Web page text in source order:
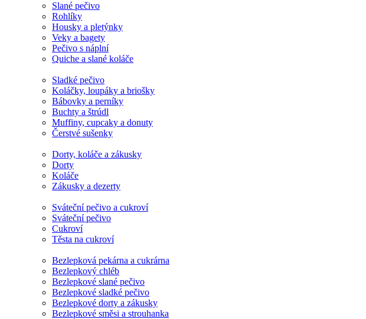
Slané pečivo
Rohlíky
Housky a pletýnky
Veky a bagety
Pečivo s náplní
Quiche a slané koláče
Sladké pečivo
Koláčky, loupáky a briošky
Bábovky a perníky
Buchty a štrúdl
Muffiny, cupcaky a donuty
Čerstvé sušenky
Dorty, koláče a zákusky
Dorty
Koláče
Zákusky a dezerty
Sváteční pečivo a cukroví
Sváteční pečivo
Cukroví
Těsta na cukroví
Bezlepková pekárna a cukrárna
Bezlepkový chléb
Bezlepkové slané pečivo
Bezlepkové sladké pečivo
Bezlepkové dorty a zákusky
Bezlepkové směsi a strouhanka